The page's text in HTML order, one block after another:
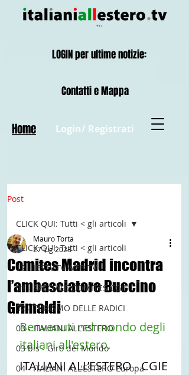
Login/ Registrati
Contatti e Mappa
Home
LOGIN per ultime notizie:
Post
CLICK QUI: Tutti < gli articoli
12 - IESTV.TV WEB TV
01 - SPECIALE COMITES CGIE
02 - TURISMO DELLE RADICI
03 - ITALIANI ALL'ESTERO
03 bis - Giro del Mondo
04 - ITALIANI ALL'ESTERO Europa
CLICK QUI: Tutti < gli articoli
Comites Madrid incontra
l’ambasciatore Buccino
Grimaldi
Mauro Torta
27 lug 2023
Benvenuti nel mondo degli
italiani all'estero.
ITALIANI ALL’ESTERO - CGIE